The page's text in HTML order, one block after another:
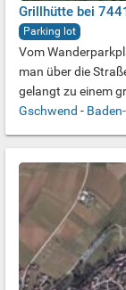
Grillhütte bei
Parking lot
Vom
man über die
gelangt zu einem
Gschwend -